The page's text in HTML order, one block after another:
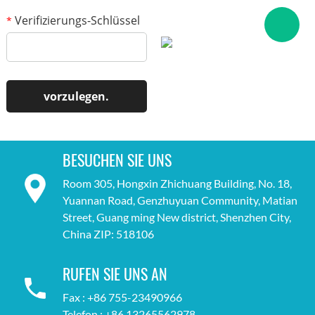
* Verifizierungs-Schlüssel
BESUCHEN SIE UNS
Room 305, Hongxin Zhichuang Building, No. 18,
Yuannan Road, Genzhuyuan Community, Matian
Street, Guang ming New district, Shenzhen City,
China ZIP: 518106
RUFEN SIE UNS AN
Fax : +86 755-23490966